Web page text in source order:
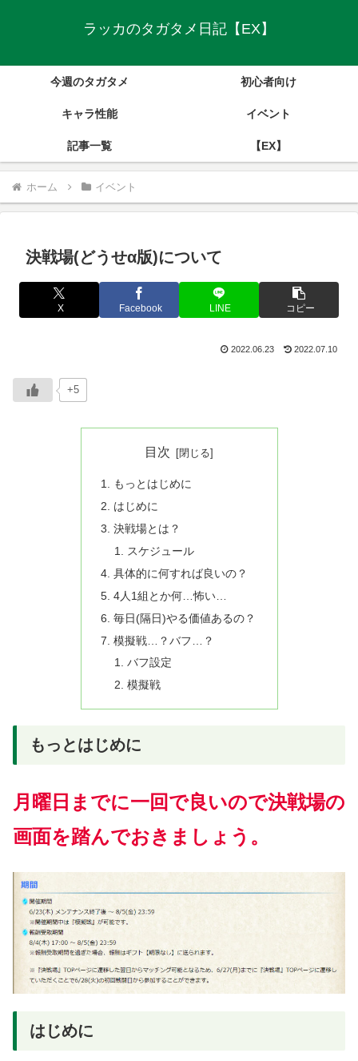
ラッカのタガタメ日記【EX】
今週のタガタメ 初心者向け
キャラ性能 イベント
記事一覧 【EX】
ホーム イベント
決戦場(どうせα版)について
X Facebook LINE コピー
2022.06.23 2022.07.10
+5
目次
もっとはじめに
はじめに
決戦場とは？
スケジュール
具体的に何すれば良いの？
4人1組とか何…怖い…
毎日(隔日)やる価値あるの？
模擬戦…？バフ…？
バフ設定
模擬戦
もっとはじめに
月曜日までに一回で良いので決戦場の
画面を踏んでおきましょう。
はじめに